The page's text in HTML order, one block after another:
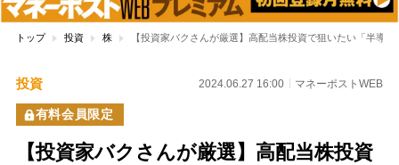
トップ 投資 株 【投資家バクさんが厳選】高配当株投資で狙いたい「半
投資 2024.06.27 16:00 マネーポストWEB
有料会員限定
【投資家バクさんが厳選】高配当株投資